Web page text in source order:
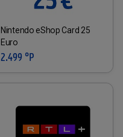
Nintendo eShop Card 25
Euro
2.499 °P